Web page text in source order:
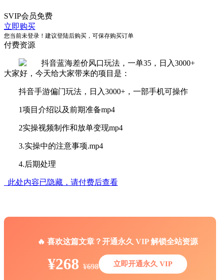
SVIP会员免费
立即购买
您当前未登录！建议登陆后购买，可保存购买订单
付费资源
大家好，今天给大家带来的项目是：
抖音手游偏门玩法，日入3000+，一部手机可操作
1项目介绍以及前期准备mp4
2实操视频制作和放单变现mp4
3.实操中的注意事项.mp4
4.后期处理
此处内容已隐藏，请付费后查看
🔥 喜欢这篇文章？开通永久 VIP 解锁全站资源
¥268 ¥698 立即开通永久 VIP